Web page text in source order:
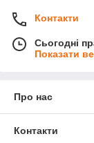
Контакти
Сьогодні
Показати
Про нас
Контакти